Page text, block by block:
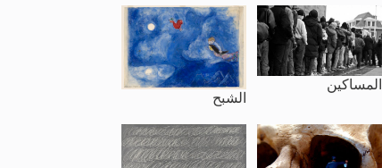
المساكين
الشبح